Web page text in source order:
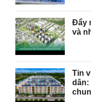
Đẩy
và
Tin
dân: